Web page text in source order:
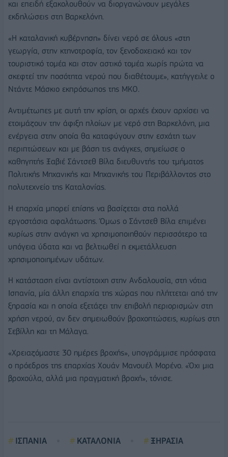
και επειδή εξακολουθούν να διοργανώνουν μεγάλες
εκδηλώσεις στη Βαρκελόνη.
«Η καταλανική κυβέρνηση» δίνει νερό σε όλους «στη
γεωργία, στην κτηνοτροφία, τον ξενοδοχειακό και τον
τουριστικό τομέα και στον αστικό τομέα χωρίς πρώτα να
σκεφτεί την ποσότητα νερού που διαθέτουμε», κατήγγειλε ο
Ντάντε Μάσκιο εκπρόσωπος της ΜΚΟ.
Αντιμέτωπες με αυτή την κρίση, οι αρχές έχουν αρχίσει να
ετοιμάζουν την άφιξη πλοίων με νερό στη Βαρκελόνη, μια
ενέργεια στην οποία θα καταφύγουν στην εσχάτη των
περιπτώσεων και με βάση τις ανάγκες, σημείωσε ο
καθηγητής Ξαβιέ Σάντσεθ Βίλα διευθυντής του τμήματος
Πολιτικής Μηχανικής και Μηχανικής του Περιβάλλοντος στο
πολυτεχνείο της Καταλονίας.
Η επαρχία μπορεί επίσης να βασίζεται στα πολλά
εργοστάσια αφαλάτωσης. Όμως ο Σάντσεθ Βίλα επιμένει
κυρίως στην ανάγκη να χρησιμοποιηθούν περισσότερο τα
υπόγεια ύδατα και να βελτιωθεί η εκμετάλλευση
χρησιμοποιημένων υδάτων.
Η κατάσταση είναι αντίστοιχη στην Ανδαλουσία, στη νότια
Ισπανία, μία άλλη επαρχία της χώρας που πλήττεται από την
ξηρασία και η οποία εξετάζει την επιβολή περιορισμών στη
χρήση νερού, αν δεν σημειωθούν βροχοπτώσεις, κυρίως στη
Σεβίλλη και τη Μάλαγα.
«Χρειαζόμαστε 30 ημέρες βροχής», υπογράμμισε πρόσφατα
ο πρόεδρος της επαρχίας Χουάν Μανουέλ Μορένο. «Όχι μια
βροχούλα, αλλά μια πραγματική βροχή», τόνισε.
ΙΣΠΑΝΙΑ ΚΑΤΑΛΟΝΙΑ ΞΗΡΑΣΙΑ